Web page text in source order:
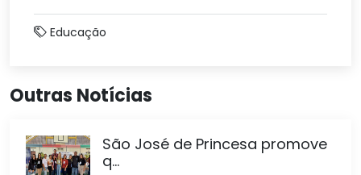
Educação
Outras Notícias
São José de Princesa promove
q...